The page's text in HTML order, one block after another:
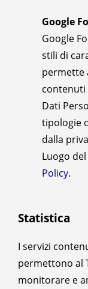
Google
Google
stili di
permette
contenuti
Dati
tipologie
dalla
Luogo
Policy.
Statistica
I servizi
permettono al
monitorare e